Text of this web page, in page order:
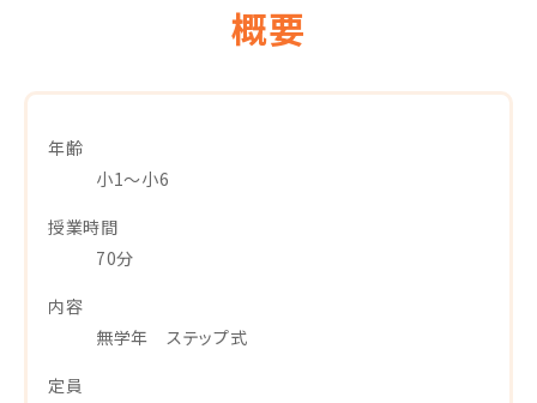
概要
年齢
小1～小6
授業時間
70分
内容
無学年 ステップ式
定員